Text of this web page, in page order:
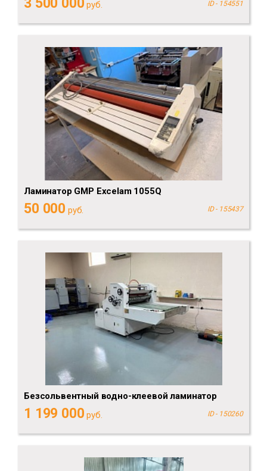
руб. ID - 154551
Ламинатор GMP Excelam 1055Q
50 000 руб. ID - 155437
Безсольвентный водно-клеевой ламинатор
1 199 000 руб. ID - 150260